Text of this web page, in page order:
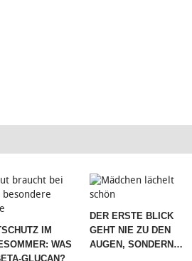
IM
WAS
GLUCAN?
DER ERSTE BLICK
GEHT NIE ZU DEN
AUGEN, SONDERN…